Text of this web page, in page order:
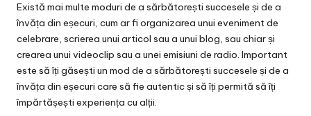
Există mai multe moduri de a sărbătorești succesele și de a
învăța din eșecuri, cum ar fi organizarea unui eveniment de
celebrare, scrierea unui articol sau a unui blog, sau chiar și
crearea unui videoclip sau a unei emisiuni de radio. Important
este să îți găsești un mod de a sărbătorești succesele și de a
învăța din eșecuri care să fie autentic și să îți permită să îți
împărtășești experiența cu alții.